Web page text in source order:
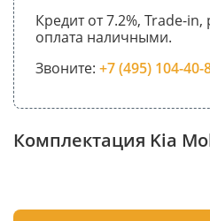
Кредит от 7.2%, Trade-in,
оплата наличными.
Звоните: +7 (495) 104-40-
Комплектация Kia